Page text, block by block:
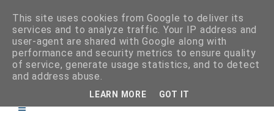
This site uses cookies from Google to deliver its
services and to analyze traffic. Your IP address and
user-agent are shared with Google along with
performance and security metrics to ensure quality
of service, generate usage statistics, and to detect
and address abuse.
LEARN MORE GOT IT